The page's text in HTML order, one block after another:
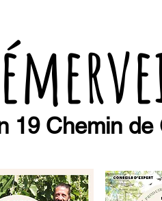
19 Chemin de